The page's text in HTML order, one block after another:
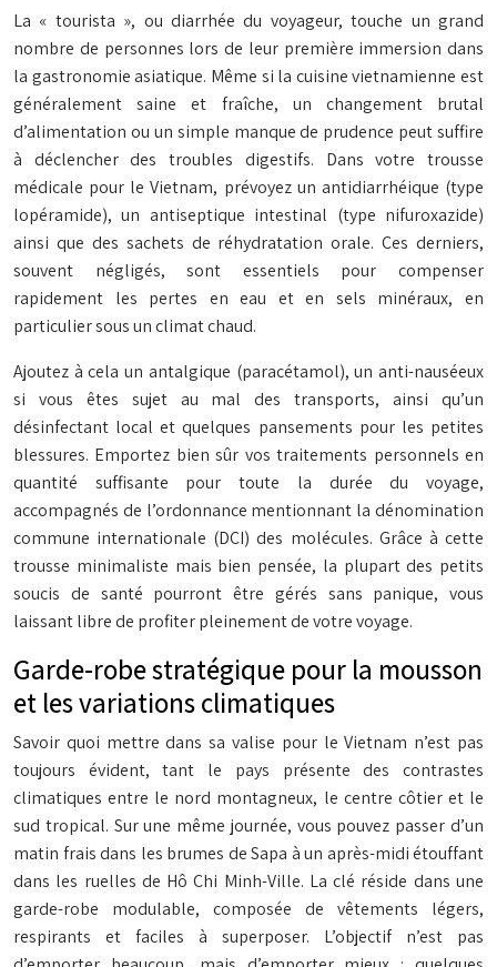
La « tourista », ou diarrhée du voyageur, touche un grand
nombre de personnes lors de leur première immersion dans
la gastronomie asiatique. Même si la cuisine vietnamienne est
généralement saine et fraîche, un changement brutal
d’alimentation ou un simple manque de prudence peut suffire
à déclencher des troubles digestifs. Dans votre trousse
médicale pour le Vietnam, prévoyez un antidiarrhéique (type
lopéramide), un antiseptique intestinal (type nifuroxazide)
ainsi que des sachets de réhydratation orale. Ces derniers,
souvent négligés, sont essentiels pour compenser
rapidement les pertes en eau et en sels minéraux, en
particulier sous un climat chaud.
Ajoutez à cela un antalgique (paracétamol), un anti-nauséeux
si vous êtes sujet au mal des transports, ainsi qu’un
désinfectant local et quelques pansements pour les petites
blessures. Emportez bien sûr vos traitements personnels en
quantité suffisante pour toute la durée du voyage,
accompagnés de l’ordonnance mentionnant la dénomination
commune internationale (DCI) des molécules. Grâce à cette
trousse minimaliste mais bien pensée, la plupart des petits
soucis de santé pourront être gérés sans panique, vous
laissant libre de profiter pleinement de votre voyage.
Garde-robe stratégique pour la mousson
et les variations climatiques
Savoir quoi mettre dans sa valise pour le Vietnam n’est pas
toujours évident, tant le pays présente des contrastes
climatiques entre le nord montagneux, le centre côtier et le
sud tropical. Sur une même journée, vous pouvez passer d’un
matin frais dans les brumes de Sapa à un après-midi étouffant
dans les ruelles de Hô Chi Minh-Ville. La clé réside dans une
garde-robe modulable, composée de vêtements légers,
respirants et faciles à superposer. L’objectif n’est pas